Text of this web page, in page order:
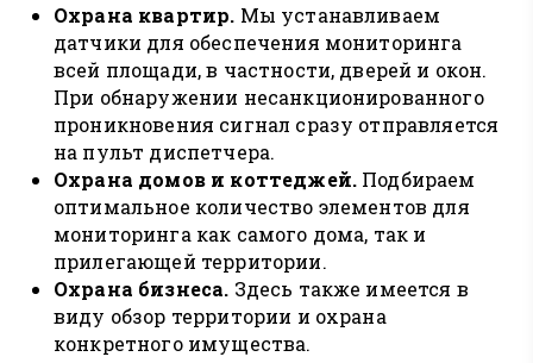
Охрана квартир. Мы устанавливаем
датчики для обеспечения мониторинга
всей площади, в частности, дверей и окон.
При обнаружении несанкционированного
проникновения сигнал сразу отправляется
на пульт диспетчера.
Охрана домов и коттеджей. Подбираем
оптимальное количество элементов для
мониторинга как самого дома, так и
прилегающей территории.
Охрана бизнеса. Здесь также имеется в
виду обзор территории и охрана
конкретного имущества.